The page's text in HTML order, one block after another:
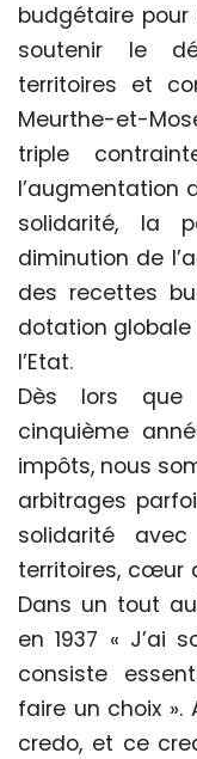
budgétaire
soutenir le
territoires et
Meurthe-et-
triple
l’augmentation
solidarité, la
diminution de
des recettes
dotation
l’Etat.
Dès lors que
cinquième
impôts, nous
arbitrages
solidarité
territoires, cœur
Dans un tout
en 1937 « J’ai
consiste
faire un choix ».
credo, et ce